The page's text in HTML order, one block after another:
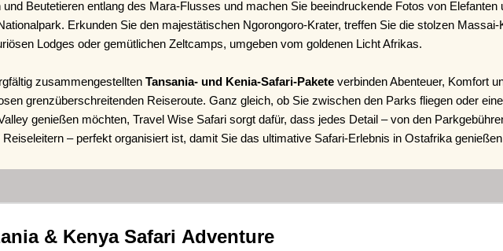
und Beutetieren entlang des Mara-Flusses und machen Sie beeindruckende Fotos von Elefanten
Erkunden Sie den majestätischen Ngorongoro-Krater, treffen Sie die stolzen
Lodges oder gemütlichen Zeltcamps, umgeben vom goldenen Licht Afrikas.
zusammengestellten Tansania- und Kenia-Safari-Pakete verbinden Abenteuer, Komfort
grenzüberschreitenden Reiseroute. Ganz gleich, ob Sie zwischen den Parks fliegen oder
genießen möchten, Travel Wise Safari sorgt dafür, dass jedes Detail – von den
Reiseleitern – perfekt organisiert ist, damit Sie das ultimative Safari-Erlebnis in Ostafrika
& Kenya Safari Adventure